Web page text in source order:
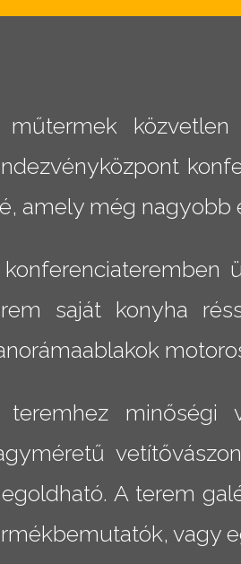
műtermek
amely még nagyobb
saját konyha
teremhez minőségi
A terem
vagy